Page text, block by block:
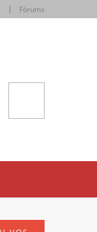
Fòrums